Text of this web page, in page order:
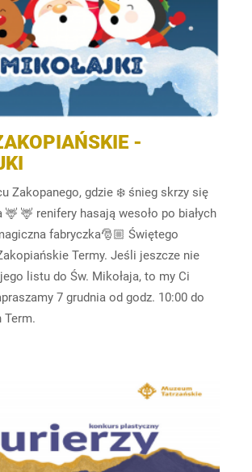
-
Zakopanego, gdzie ❄️ śnieg skrzy się
🦌 🦌 renifery hasają wesoło po białych
fabryczka🎅🏼 Świętego
Termy. Jeśli jeszcze nie
listu do Św. Mikołaja, to my Ci
7 grudnia od godz. 10:00 do
Term.